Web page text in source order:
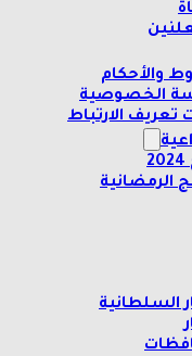
والأحكام
الخصوصية
تعريف الارتباط
الرمضانية
السلطانية